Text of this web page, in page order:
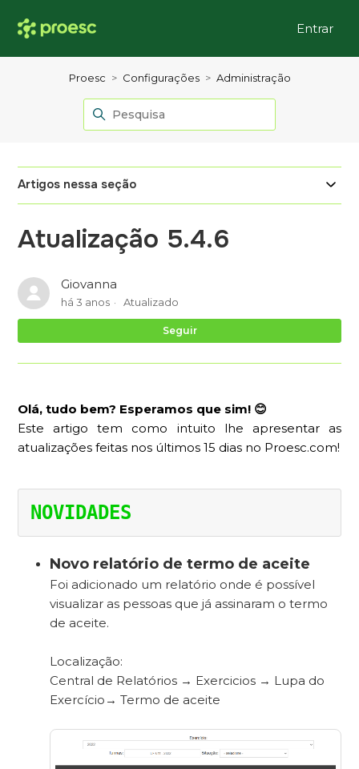
Entrar
Proesc Configurações Administração
Artigos nessa seção
Atualização 5.4.6
Giovanna
há 3 anos Atualizado
Seguir
Olá, tudo bem? Esperamos que sim! 😊
Este artigo tem como intuito lhe apresentar as
atualizações feitas nos últimos 15 dias no Proesc.com!
NOVIDADES
Novo relatório de termo de aceite
Foi adicionado um relatório onde é possível
visualizar as pessoas que já assinaram o termo
de aceite.
Localização:
Central de Relatórios → Exercicios → Lupa do
Exercício→ Termo de aceite